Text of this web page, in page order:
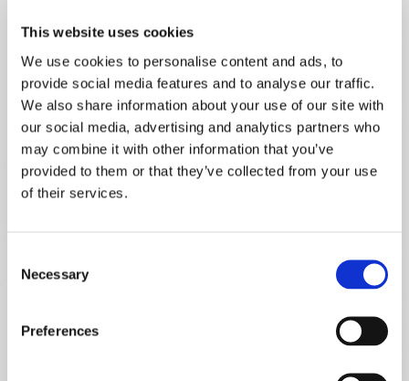
This website uses cookies
We use cookies to personalise content and ads, to
provide social media features and to analyse our traffic.
We also share information about your use of our site with
our social media, advertising and analytics partners who
may combine it with other information that you’ve
provided to them or that they’ve collected from your use
of their services.
Selection
Necessary
Preferences
Categoria: Em destaque,Pronto a cultivar
Informação adicional
O nosso Kit de Cogumelos – Pleurotus Ostreatus vem
recheado e pronto para poderes cultivar cogumelos
caseiros. E só demora 2 semanas até poderes colher os